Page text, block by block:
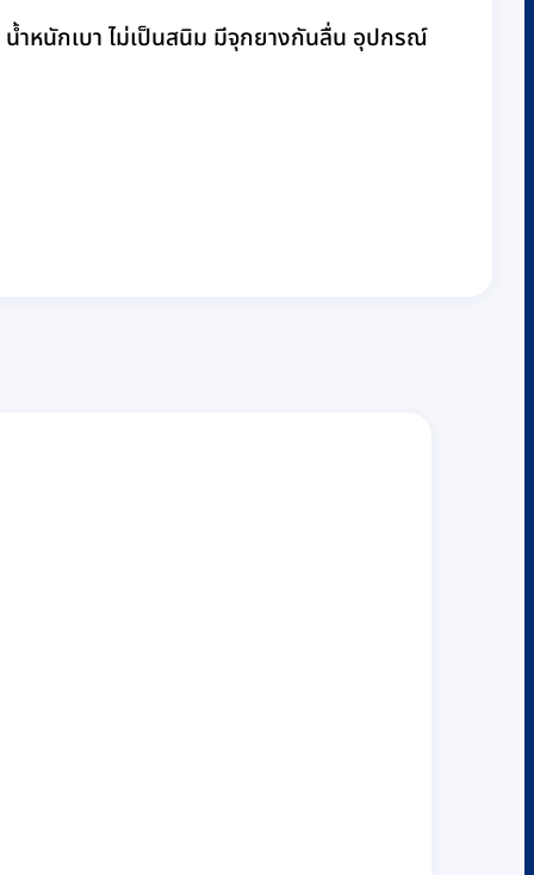
ำหนักเบา ไม่เป็นสนิม มีจุกยางกันลื่น อุปกรณ์